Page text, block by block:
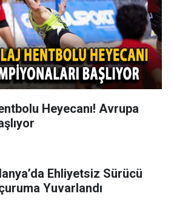
Heyecanı! Avrupa
Ehliyetsiz Sürücü
Yuvarlandı